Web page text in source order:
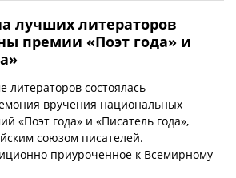
лучших литераторов
премии «Поэт года» и
состоялась
вручения национальных
«Поэт года» и «Писатель года»,
союзом писателей.
приуроченное к Всемирному